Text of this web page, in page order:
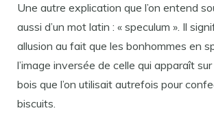
Une autre explication que l’on entend
aussi d’un mot latin : « speculum ». Il
allusion au fait que les bonhommes en
l’image inversée de celle qui apparaît
bois que l’on utilisait autrefois pour
biscuits.